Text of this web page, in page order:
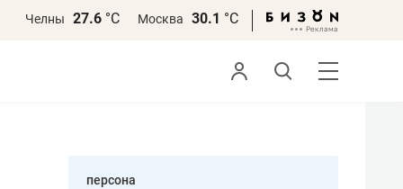
Челны 27.6 °С Москва 30.1 °С
персона